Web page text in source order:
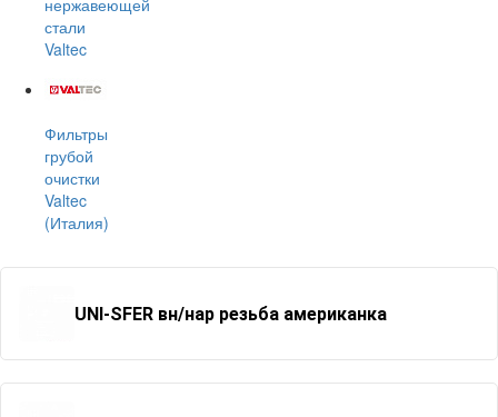
нержавеющей
стали
Valtec
Фильтры
грубой
очистки
Valtec
(Италия)
UNI-SFER вн/нар резьба американка